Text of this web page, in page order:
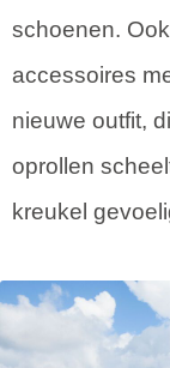
schoenen.
accessoires
nieuwe outfit,
oprollen
kreukel